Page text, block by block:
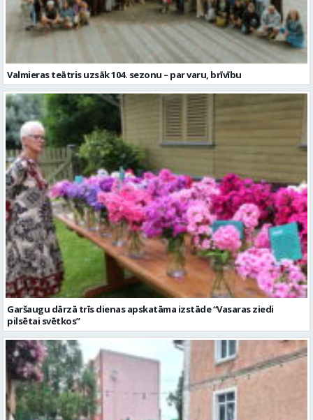
Valmieras teātris uzsāk 104. sezonu – par varu, brīvību
Garšaugu dārzā trīs dienas apskatāma izstāde “Vasaras ziedi
pilsētai svētkos”